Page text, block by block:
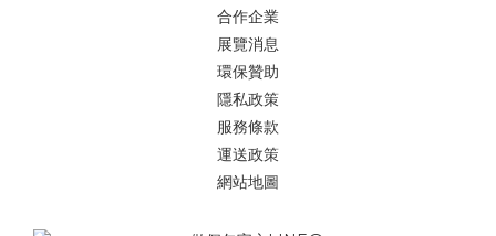
合作企業
展覽消息
環保贊助
隱私政策
服務條款
運送政策
網站地圖